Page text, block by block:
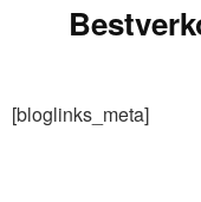
[bloglinks_meta]